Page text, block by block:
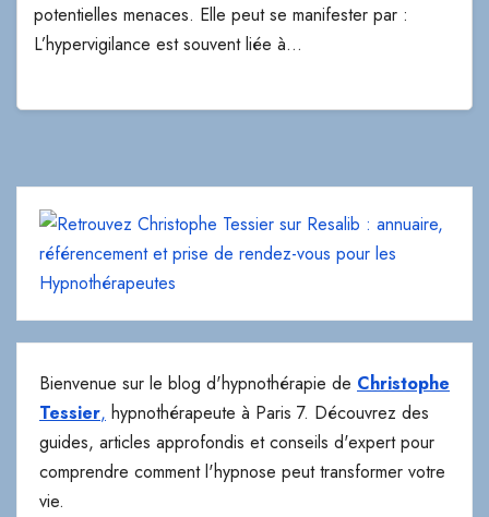
potentielles menaces. Elle peut se manifester par :
L’hypervigilance est souvent liée à…
Bienvenue sur le blog d'hypnothérapie de Christophe
Tessier, hypnothérapeute à Paris 7. Découvrez des
guides, articles approfondis et conseils d'expert pour
comprendre comment l'hypnose peut transformer votre
vie.